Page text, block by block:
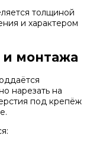
толщиной
и характером
и монтажа
нарезать на
под крепёж